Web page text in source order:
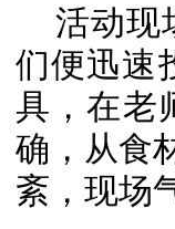
活动现
们便迅速
具，在老
确，从食
紊，现场